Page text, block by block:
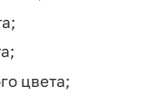
цвета;